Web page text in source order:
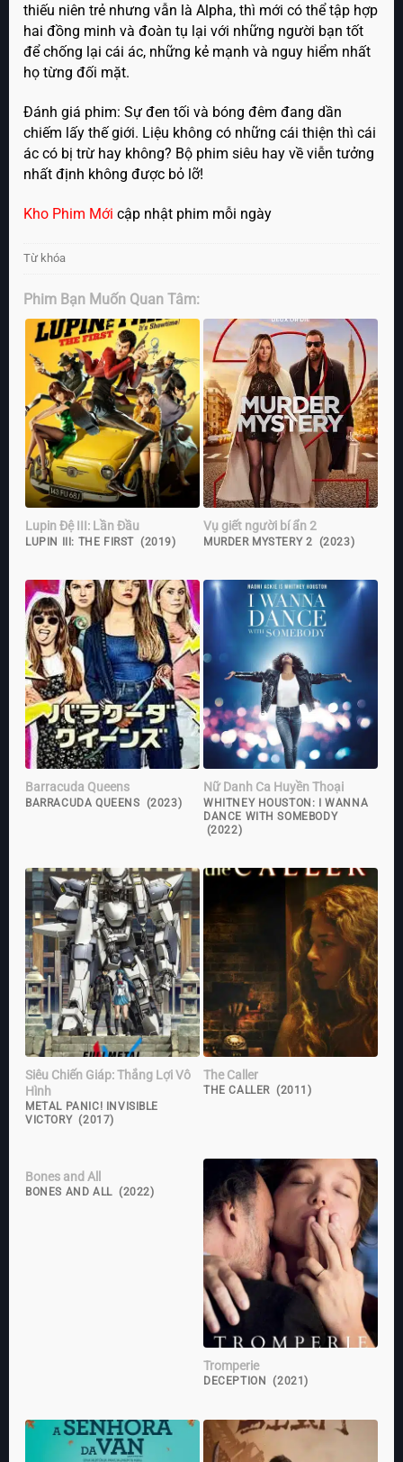
thiếu niên trẻ nhưng vẫn là Alpha, thì mới có thể tập hợp
hai đồng minh và đoàn tụ lại với những người bạn tốt
để chống lại cái ác, những kẻ mạnh và nguy hiểm nhất
họ từng đối mặt.
Đánh giá phim: Sự đen tối và bóng đêm đang dần
chiếm lấy thế giới. Liệu không có những cái thiện thì cái
ác có bị trừ hay không? Bộ phim siêu hay về viễn tưởng
nhất định không được bỏ lỡ!
Kho Phim Mới cập nhật phim mỗi ngày
Từ khóa
Phim Bạn Muốn Quan Tâm:
Lupin Đệ III: Lần Đầu
LUPIN III: THE FIRST (2019)
Vụ giết người bí ẩn 2
MURDER MYSTERY 2 (2023)
Barracuda Queens
BARRACUDA QUEENS (2023)
Nữ Danh Ca Huyền Thoại
WHITNEY HOUSTON: I WANNA
DANCE WITH SOMEBODY
(2022)
Siêu Chiến Giáp: Thắng Lợi Vô
Hình
METAL PANIC! INVISIBLE
VICTORY (2017)
The Caller
THE CALLER (2011)
Bones and All
BONES AND ALL (2022)
Tromperie
DECEPTION (2021)